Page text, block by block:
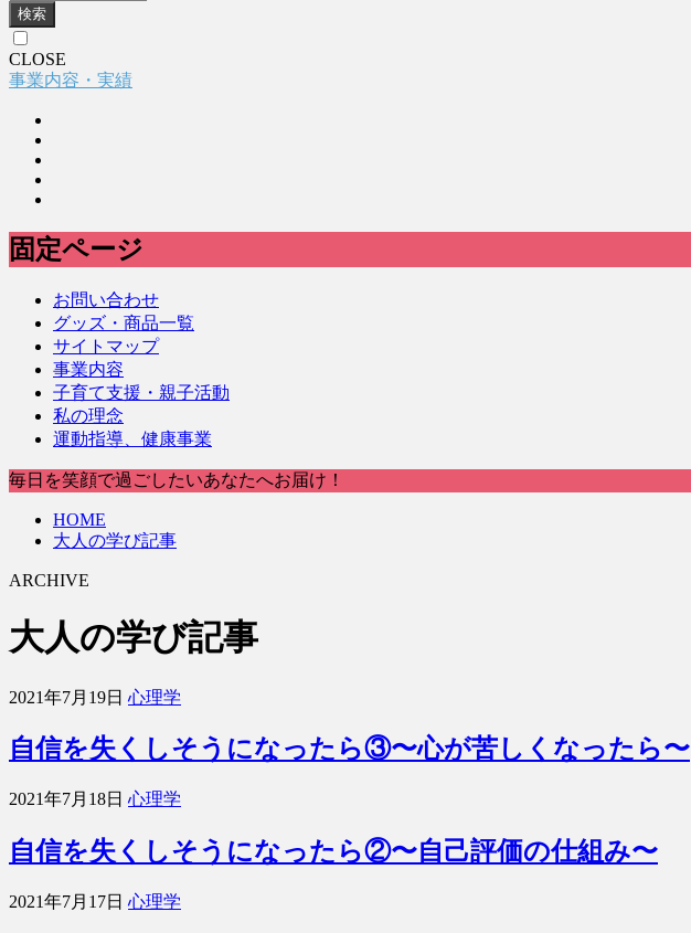
検索
CLOSE
事業内容・実績
固定ページ
お問い合わせ
グッズ・商品一覧
サイトマップ
事業内容
子育て支援・親子活動
私の理念
運動指導、健康事業
毎日を笑顔で過ごしたいあなたへお届け！
HOME
大人の学び記事
ARCHIVE
大人の学び記事
2021年7月19日 心理学
自信を失くしそうになったら③〜心が苦しくなったら〜
2021年7月18日 心理学
自信を失くしそうになったら②〜自己評価の仕組み〜
2021年7月17日 心理学